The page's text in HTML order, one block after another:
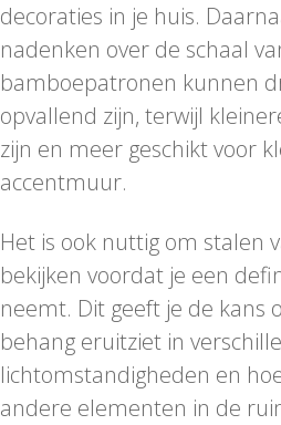
decoraties in je huis.
nadenken over de schaal
bamboepatronen kunnen
opvallend zijn, terwijl
zijn en meer geschikt voor
accentmuur.
Het is ook nuttig om stalen
bekijken voordat je een
neemt. Dit geeft je de kans
behang eruitziet in
lichtomstandigheden en
andere elementen in de